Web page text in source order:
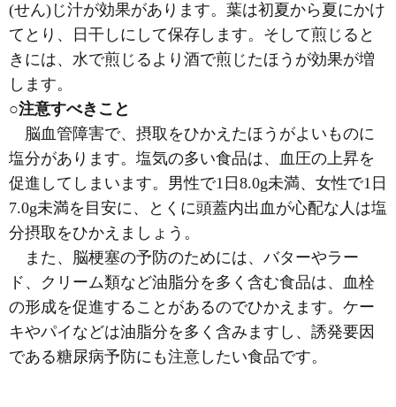
(せん) じ汁が効果があります。葉は初夏から夏にかけ
てとり、日干しにして保存します。そして煎じると
きには、水で煎じるより酒で煎じたほうが効果が増
します。
○注意すべきこと
脳血管障害で、摂取をひかえたほうがよいものに
塩分があります。塩気の多い食品は、血圧の上昇を
促進してしまいます。男性で1日8.0g未満、女性で1日
7.0g未満を目安に、とくに頭蓋内出血が心配な人は塩
分摂取をひかえましょう。
また、脳梗塞の予防のためには、バターやラー
ド、クリーム類など油脂分を多く含む食品は、血栓
の形成を促進することがあるのでひかえます。ケー
キやパイなどは油脂分を多く含みますし、誘発要因
である糖尿病予防にも注意したい食品です。